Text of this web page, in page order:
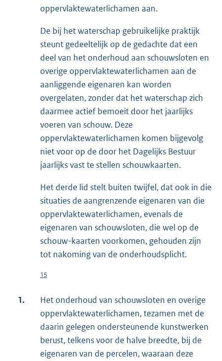
oppervlaktewaterlichamen aan.
De bij het waterschap gebruikelijke praktijk
steunt gedeeltelijk op de gedachte dat een
deel van het onderhoud aan schouwsloten en
overige oppervlaktewaterlichamen aan de
aanliggende eigenaren kan worden
overgelaten, zonder dat het waterschap zich
daarmee actief bemoeit door het jaarlijks
voeren van schouw. Deze
oppervlaktewaterlichamen komen bijgevolg
niet voor op de door het Dagelijks Bestuur
jaarlijks vast te stellen schouwkaarten.
Het derde lid stelt buiten twijfel, dat ook in die
situaties de aangrenzende eigenaren van die
oppervlaktewaterlichamen, evenals de
eigenaren van schouwsloten, die wel op de
schouw-kaarten voorkomen, gehouden zijn
tot nakoming van de onderhoudsplicht.
15
1.
Het onderhoud van schouwsloten en overige
oppervlaktewaterlichamen, tezamen met de
daarin gelegen ondersteunende kunstwerken
berust, telkens voor de halve breedte, bij de
eigenaren van de percelen, waaraan deze